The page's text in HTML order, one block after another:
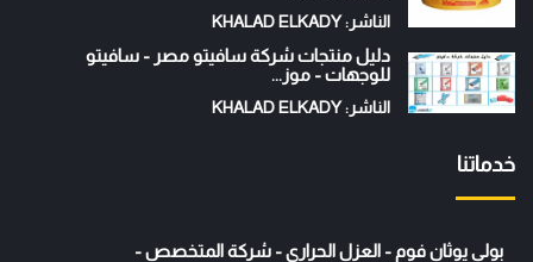
الناشر: KHALAD ELKADY
دليل منتجات شركة سافيتو مصر - سافيتو
للوجهات - موز...
الناشر: KHALAD ELKADY
خدماتنا
بولي يوثان فوم - العزل الحراري - شركة المتخصص -